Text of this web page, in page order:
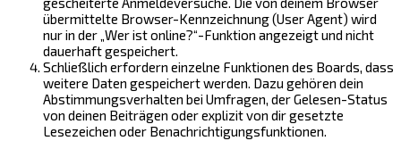
übermittelte Browser-Kennzeichnung (User Agent) wird
nur in der „Wer ist online?“-Funktion angezeigt und nicht
dauerhaft gespeichert.
Schließlich erfordern einzelne Funktionen des Boards, dass
weitere Daten gespeichert werden. Dazu gehören dein
Abstimmungsverhalten bei Umfragen, der Gelesen-Status
von deinen Beiträgen oder explizit von dir gesetzte
Lesezeichen oder Benachrichtigungsfunktionen.